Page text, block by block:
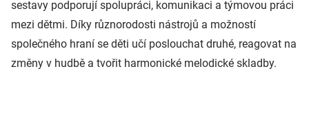
sestavy podporují spolupráci, komunikaci a týmovou práci
mezi dětmi. Díky různorodosti nástrojů a možností
společného hraní se děti učí poslouchat druhé, reagovat na
změny v hudbě a tvořit harmonické melodické skladby.